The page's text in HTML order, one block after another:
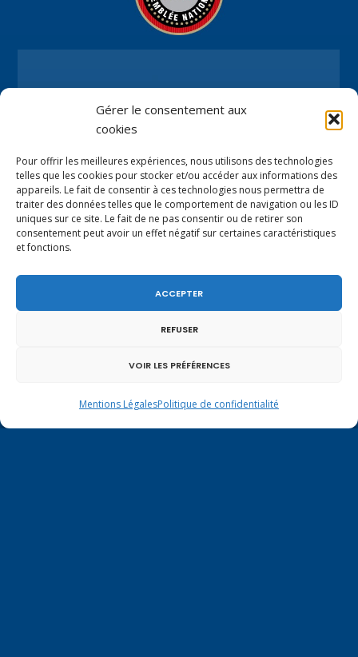
Gérer le consentement aux
cookies
Pour offrir les meilleures expériences, nous utilisons des technologies
telles que les cookies pour stocker et/ou accéder aux informations des
appareils. Le fait de consentir à ces technologies nous permettra de
traiter des données telles que le comportement de navigation ou les ID
uniques sur ce site. Le fait de ne pas consentir ou de retirer son
consentement peut avoir un effet négatif sur certaines caractéristiques
et fonctions.
ACCEPTER
REFUSER
VOIR LES PRÉFÉRENCES
Mentions LégalesPolitique de confidentialité
Permanence parlementaire en
7 place de la Libération BP59
74100 Annemasse
Tél.+33 (0)4.50.80.35.02
depute@virginiedubymuller.fr